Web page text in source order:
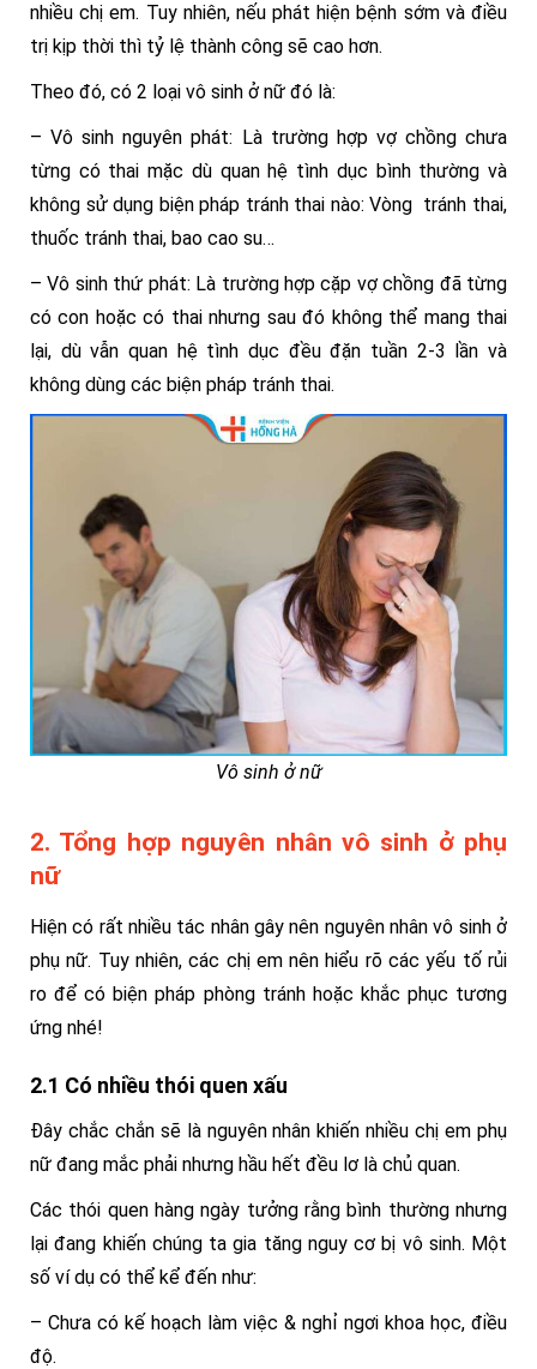
nhiều chị em. Tuy nhiên, nếu phát hiện bệnh sớm và điều
trị kịp thời thì tỷ lệ thành công sẽ cao hơn.
Theo đó, có 2 loại vô sinh ở nữ đó là:
– Vô sinh nguyên phát: Là trường hợp vợ chồng chưa
từng có thai mặc dù quan hệ tình dục bình thường và
không sử dụng biện pháp tránh thai nào: Vòng tránh thai,
thuốc tránh thai, bao cao su…
– Vô sinh thứ phát: Là trường hợp cặp vợ chồng đã từng
có con hoặc có thai nhưng sau đó không thể mang thai
lại, dù vẫn quan hệ tình dục đều đặn tuần 2-3 lần và
không dùng các biện pháp tránh thai.
Vô sinh ở nữ
2. Tổng hợp nguyên nhân vô sinh ở phụ
nữ
Hiện có rất nhiều tác nhân gây nên nguyên nhân vô sinh ở
phụ nữ. Tuy nhiên, các chị em nên hiểu rõ các yếu tố rủi
ro để có biện pháp phòng tránh hoặc khắc phục tương
ứng nhé!
2.1 Có nhiều thói quen xấu
Đây chắc chắn sẽ là nguyên nhân khiến nhiều chị em phụ
nữ đang mắc phải nhưng hầu hết đều lơ là chủ quan.
Các thói quen hàng ngày tưởng rằng bình thường nhưng
lại đang khiến chúng ta gia tăng nguy cơ bị vô sinh. Một
số ví dụ có thể kể đến như:
– Chưa có kế hoạch làm việc & nghỉ ngơi khoa học, điều
độ.